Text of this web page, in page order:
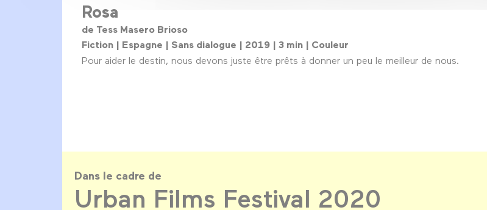
Rosa
de Tess Masero Brioso
Fiction | Espagne | Sans dialogue | 2019 | 3 min | Couleur
Pour aider le destin, nous devons juste être prêts à donner un peu le meilleur de nous.
Dans le cadre de
Urban Films Festival 2020